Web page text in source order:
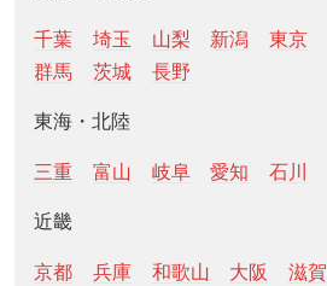
千葉 埼玉 山梨 新潟 東京
群馬
茨城 長野
東海・北陸
三重 富山 岐阜 愛知 石川
近畿
京都 兵庫 和歌山 大阪 滋賀